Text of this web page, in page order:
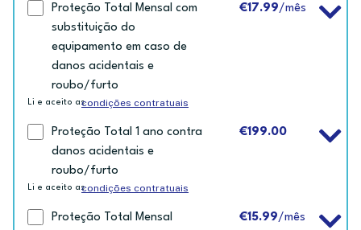
Proteção Total Mensal com
substituição do
equipamento em caso de
danos acidentais e
roubo/furto
€17.99/mês
Li e aceito ascondições contratuais
Proteção Total 1 ano contra
danos acidentais e
roubo/furto
€199.00
Li e aceito ascondições contratuais
Proteção Total Mensal
€15.99/mês